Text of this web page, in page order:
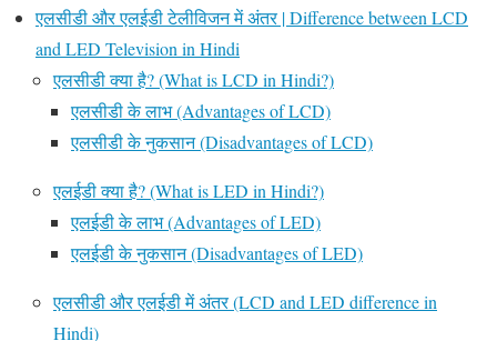
एलसीडी और एलईडी टेलीविजन में अंतर | Difference between LCD
and LED Television in Hindi
एलसीडी क्या है? (What is LCD in Hindi?)
एलसीडी के लाभ (Advantages of LCD)
एलसीडी के नुकसान (Disadvantages of LCD)
एलईडी क्या है? (What is LED in Hindi?)
एलईडी के लाभ (Advantages of LED)
एलईडी के नुकसान (Disadvantages of LED)
एलसीडी और एलईडी में अंतर (LCD and LED difference in
Hindi)